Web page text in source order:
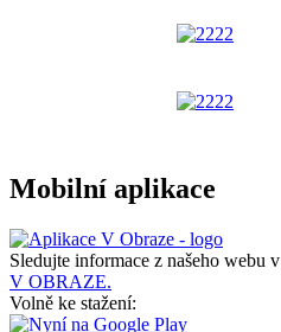
Mobilní aplikace
Sledujte informace z našeho webu v
V OBRAZE.
Volně ke stažení: